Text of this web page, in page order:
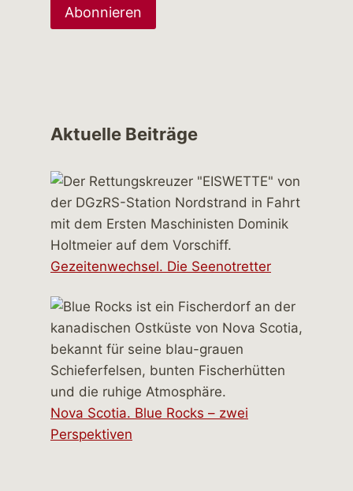
Aktuelle Beiträge
Gezeitenwechsel. Die Seenotretter
Nova Scotia. Blue Rocks – zwei
Perspektiven